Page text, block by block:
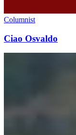
Columnist
Ciao Osvaldo